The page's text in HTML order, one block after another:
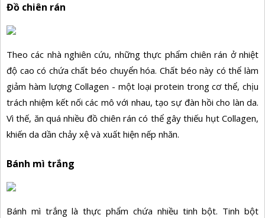
Đồ chiên rán
Theo các nhà nghiên cứu, những thực phẩm chiên rán ở nhiệt
độ cao có chứa chất béo chuyển hóa. Chất béo này có thể làm
giảm hàm lượng Collagen - một loại protein trong cơ thể, chịu
trách nhiệm kết nối các mô với nhau, tạo sự đàn hồi cho làn da.
Vì thế, ăn quá nhiều đồ chiên rán có thể gây thiếu hụt Collagen,
khiến da dần chảy xệ và xuất hiện nếp nhăn.
Bánh mì trắng
Bánh mì trắng là thực phẩm chứa nhiều tinh bột. Tinh bột